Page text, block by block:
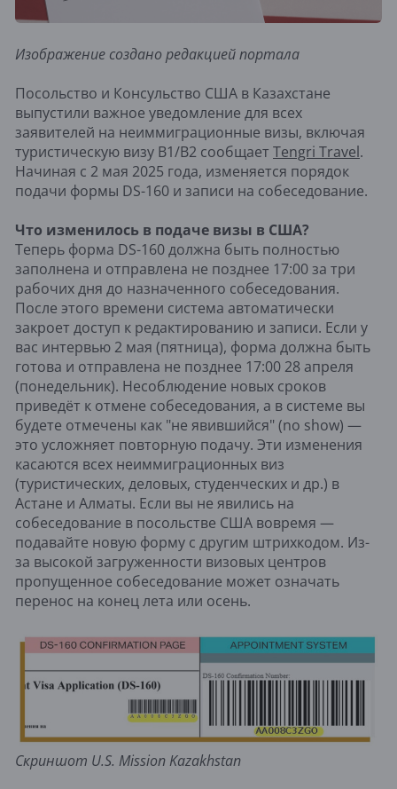
Изображение создано редакцией портала
Посольство и Консульство США в Казахстане
выпустили важное уведомление для всех
заявителей на неиммиграционные визы, включая
туристическую визу B1/B2 сообщает Tengri Travel.
Начиная с 2 мая 2025 года, изменяется порядок
подачи формы DS-160 и записи на собеседование.
Что изменилось в подаче визы в США?
Теперь форма DS-160 должна быть полностью
заполнена и отправлена не позднее 17:00 за три
рабочих дня до назначенного собеседования.
После этого времени система автоматически
закроет доступ к редактированию и записи. Если у
вас интервью 2 мая (пятница), форма должна быть
готова и отправлена не позднее 17:00 28 апреля
(понедельник). Несоблюдение новых сроков
приведёт к отмене собеседования, а в системе вы
будете отмечены как "не явившийся" (no show) —
это усложняет повторную подачу. Эти изменения
касаются всех неиммиграционных виз
(туристических, деловых, студенческих и др.) в
Астане и Алматы. Если вы не явились на
собеседование в посольстве США вовремя —
подавайте новую форму с другим штрихкодом. Из-
за высокой загруженности визовых центров
пропущенное собеседование может означать
перенос на конец лета или осень.
Скриншот U.S. Mission Kazakhstan